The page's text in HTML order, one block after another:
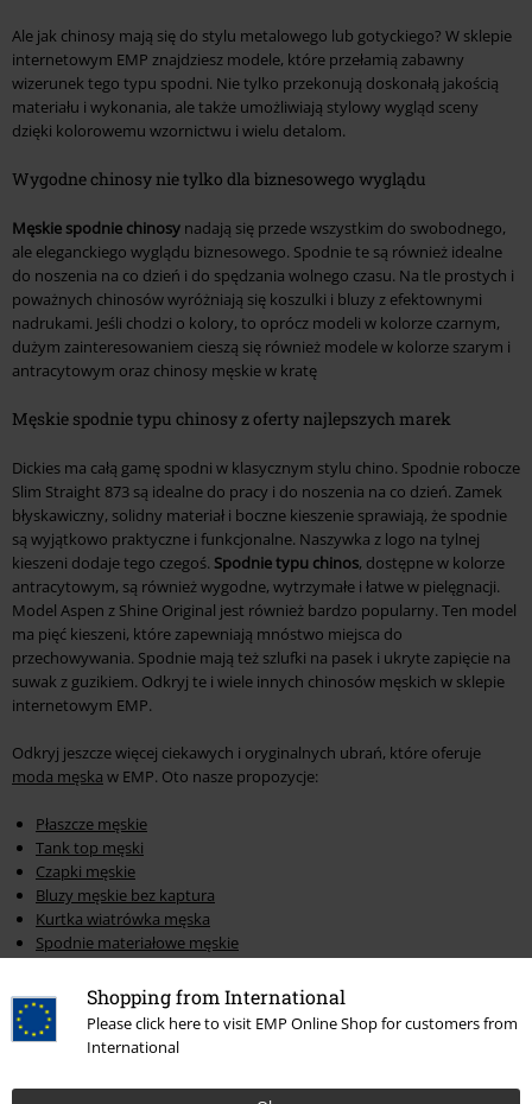
Shopping from International
Please click here to visit EMP Online Shop for customers from
International
Ale jak chinosy mają się do stylu metalowego lub gotyckiego? W sklepie
internetowym EMP znajdziesz modele, które przełamią zabawny
wizerunek tego typu spodni. Nie tylko przekonują doskonałą jakością
materiału i wykonania, ale także umożliwiają stylowy wygląd sceny
dzięki kolorowemu wzornictwu i wielu detalom.
Wygodne chinosy nie tylko dla biznesowego wyglądu
Męskie spodnie chinosy nadają się przede wszystkim do swobodnego,
ale eleganckiego wyglądu biznesowego. Spodnie te są również idealne
do noszenia na co dzień i do spędzania wolnego czasu. Na tle prostych i
poważnych chinosów wyróżniają się koszulki i bluzy z efektownymi
nadrukami. Jeśli chodzi o kolory, to oprócz modeli w kolorze czarnym,
dużym zainteresowaniem cieszą się również modele w kolorze szarym i
antracytowym oraz chinosy męskie w kratę
Męskie spodnie typu chinosy z oferty najlepszych marek
Dickies ma całą gamę spodni w klasycznym stylu chino. Spodnie robocze
Slim Straight 873 są idealne do pracy i do noszenia na co dzień. Zamek
błyskawiczny, solidny materiał i boczne kieszenie sprawiają, że spodnie
są wyjątkowo praktyczne i funkcjonalne. Naszywka z logo na tylnej
kieszeni dodaje tego czegoś. Spodnie typu chinos, dostępne w kolorze
antracytowym, są również wygodne, wytrzymałe i łatwe w pielęgnacji.
Model Aspen z Shine Original jest również bardzo popularny. Ten model
ma pięć kieszeni, które zapewniają mnóstwo miejsca do
przechowywania. Spodnie mają też szlufki na pasek i ukryte zapięcie na
suwak z guzikiem. Odkryj te i wiele innych chinosów męskich w sklepie
internetowym EMP.
Odkryj jeszcze więcej ciekawych i oryginalnych ubrań, które oferuje
moda męska w EMP. Oto nasze propozycje:
Płaszcze męskie
Tank top męski
Czapki męskie
Bluzy męskie bez kaptura
Kurtka wiatrówka męska
Spodnie materiałowe męskie
Męskie bluzy z kapturem
Fajne koszulki męskie
Krótkie spodenki męskie bojówki